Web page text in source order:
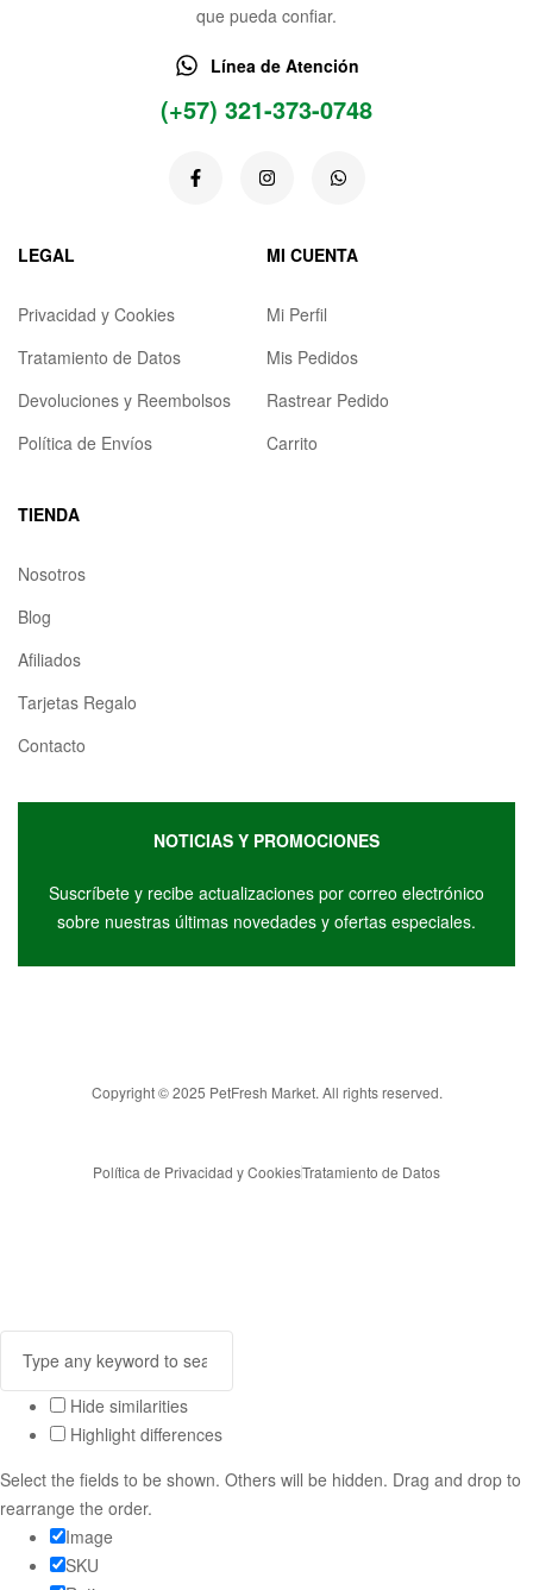
que pueda confiar.
Línea de Atención
(+57) 321-373-0748
LEGAL
Privacidad y Cookies
Tratamiento de Datos
Devoluciones y Reembolsos
Política de Envíos
MI CUENTA
Mi Perfil
Mis Pedidos
Rastrear Pedido
Carrito
TIENDA
Nosotros
Blog
Afiliados
Tarjetas Regalo
Contacto
NOTICIAS Y PROMOCIONES
Suscríbete y recibe actualizaciones por correo electrónico
sobre nuestras últimas novedades y ofertas especiales.
Copyright © 2025 PetFresh Market. All rights reserved.
Política de Privacidad y CookiesTratamiento de Datos
Hide similarities
Highlight differences
Select the fields to be shown. Others will be hidden. Drag and drop to
rearrange the order.
Image
SKU